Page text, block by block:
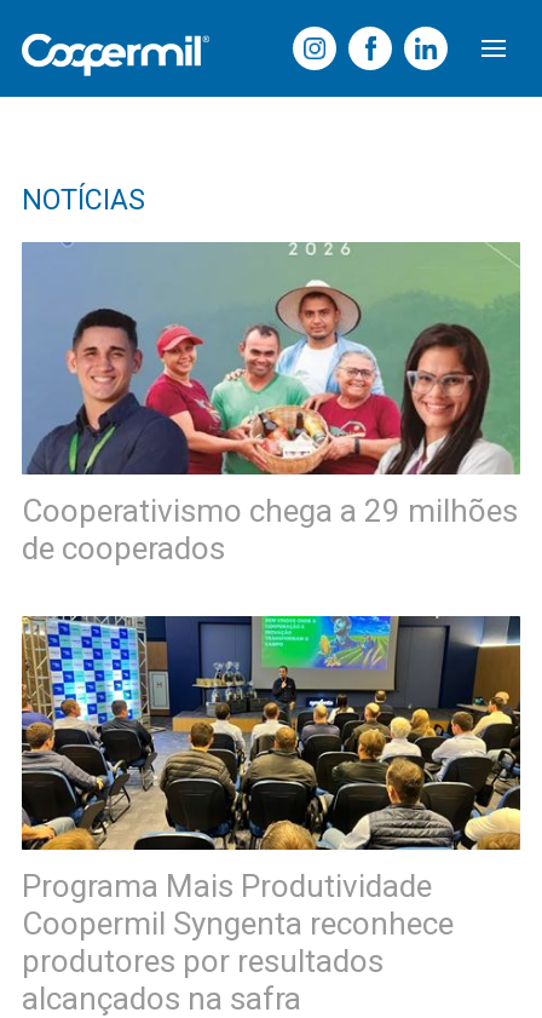
NOTÍCIAS
Cooperativismo chega a 29 milhões
de cooperados
Programa Mais Produtividade
Coopermil Syngenta reconhece
produtores por resultados
alcançados na safra